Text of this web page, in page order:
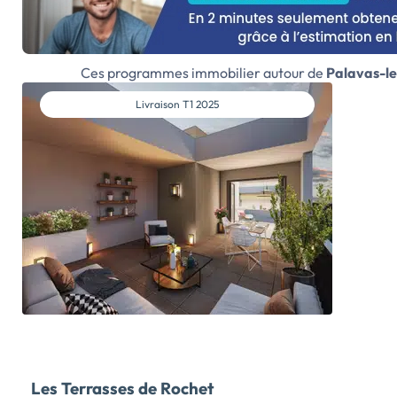
plages, au port de plaisance et à toutes les commodités
d’une station balnéaire dynamique. La résidence,
intimiste et élégante, propose 6 appartements neufs
accesibles via un ascenseur, du studio au 4 pièces,
conçus pour allier confort, fonctionnalité et lumière
naturelle. Chaque logement bénéficie de prestations
soignées, incluant volets roulants motorisés, salle de
bain équipée, volumes bien agencés et finitions de
qualité. Les espaces de vie s’ouvrent sur de belles
terrasses, invitant à profiter pleinement de
l’environnement côtier et du cœur d’îlot végétalisé,
véritable écrin de verdure en plein centre-ville. Pensée
pour un quotidien fluide et agréable, la résidence
dispose également d’un parking sécurisé en sous-sol et
de locaux à vélos, parfaits pour s’intégrer dans le
rythme doux de cette commune balnéaire prisée. Une
Ces programmes immobilier autour de Palavas-
Livraison T1 2025
Les Terrasses de Rochet